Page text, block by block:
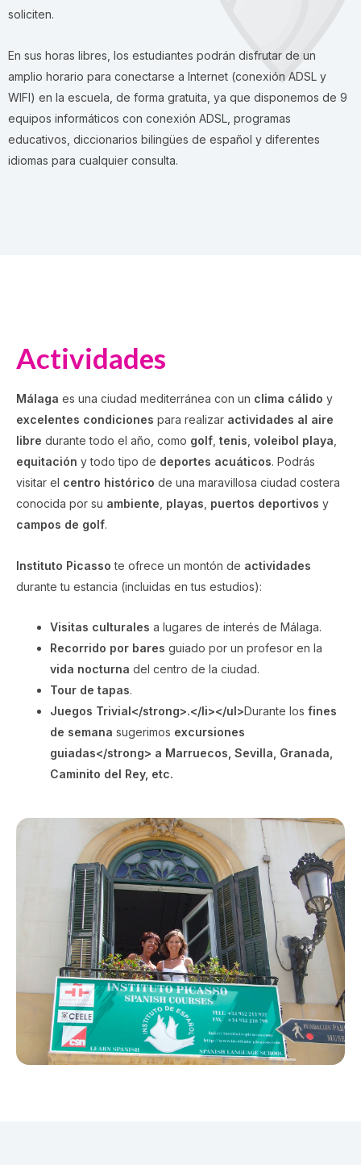
soliciten.
En sus horas libres, los estudiantes podrán disfrutar de un
amplio horario para conectarse a Internet (conexión ADSL y
WIFI) en la escuela, de forma gratuita, ya que disponemos de 9
equipos informáticos con conexión ADSL, programas
educativos, diccionarios bilingües de español y diferentes
idiomas para cualquier consulta.
Actividades
Málaga es una ciudad mediterránea con un clima cálido y
excelentes condiciones para realizar actividades al aire
libre durante todo el año, como golf, tenis, voleibol playa,
equitación y todo tipo de deportes acuáticos. Podrás
visitar el centro histórico de una maravillosa ciudad costera
conocida por su ambiente, playas, puertos deportivos y
campos de golf.
Instituto Picasso te ofrece un montón de actividades
durante tu estancia (incluidas en tus estudios):
Visitas culturales a lugares de interés de Málaga.
Recorrido por bares guiado por un profesor en la
vida nocturna del centro de la ciudad.
Tour de tapas.
Juegos Trivial</strong>.</li></ul>Durante los fines
de semana sugerimos excursiones
guiadas</strong> a Marruecos, Sevilla, Granada,
Caminito del Rey, etc.